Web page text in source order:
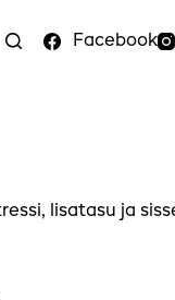
Facebook
lisatasu ja